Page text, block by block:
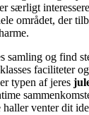
særligt
området, der
samling og find
faciliteter
typen af jeres
venter dit